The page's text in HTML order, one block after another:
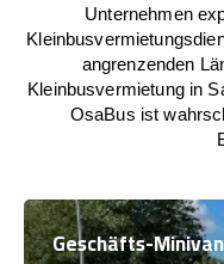
Unternehmen
angrenzenden
Kleinbusvermietung in
OsaBus ist
Geschäfts-